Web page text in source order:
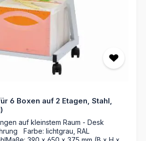
6 Boxen auf 2 Etagen, Stahl,
auf kleinstem Raum - Desk
Farbe: lichtgrau, RAL